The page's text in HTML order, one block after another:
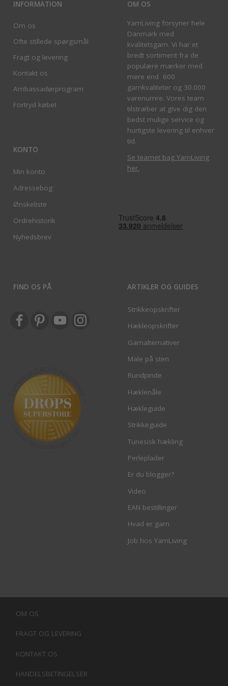
INFORMATION
Om os
Ofte stillede spørgsmål
Fragt og levering
Kontakt os
Ambassadørprogram
Fortryd købet
KONTO
Min konto
Adressebog
Ønskeliste
Ordrehistorik
Nyhedsbrev
OM OS
YarnLiving forsyner hele
Danmark med
kvalitetsgarn. Vi har et
bredt sortiment fra de
populære mærker med
mere end 600
garnkvaliteter og 30.000
varenumre. Vores team
tilstræber at give dig den
bedst mulige service og
hurtigste levering til enhver
tid.
Se teamet bag YarnLiving
her.
FIND OS PÅ ARTIKLER OG GUIDES
Strikkeopskrifter
Hækleopskrifter
Garnalternativer
Male på sten
Rundpinde
Hæklenåle
Hækleguide
Strikkeguide
Tunesisk hækling
Perleplader
Er du blogger?
Video
EAN bestillinger
Hvad er garn
Job hos YarnLiving
OM OS
FRAGT OG LEVERING
KONTAKT OS
HANDELSBETINGELSER